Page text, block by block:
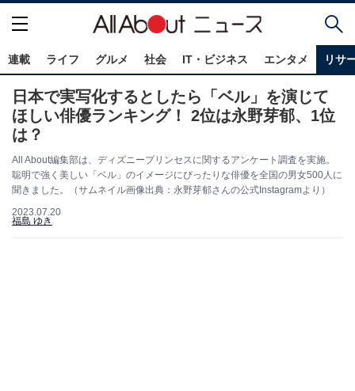
連載 ライフ グルメ 社会 IT・ビジネス エンタメ リサ
日本で実写化するとしたら「ベル」を演じて
ほしい俳優ランキング！ 2位は永野芽郁、1位
は？
All About編集部は、ディズニープリンセスに関するアンケート調査を実施。
聡明で強く美しい「ベル」のイメージにぴったりな俳優を全国の男女500人に
聞きました。（サムネイル画像出典：永野芽郁さんの公式Instagramより）
2023.07.20
福島 ゆき